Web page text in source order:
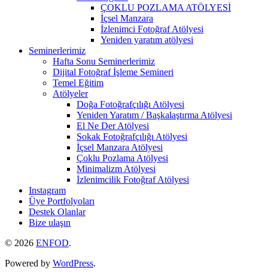
ÇOKLU POZLAMA ATÖLYESİ
İçsel Manzara
İzlenimci Fotoğraf Atölyesi
Yeniden yaratım atölyesi
Seminerlerimiz
Hafta Sonu Seminerlerimiz
Dijital Fotoğraf İşleme Semineri
Temel Eğitim
Atölyeler
Doğa Fotoğrafçılığı Atölyesi
Yeniden Yaratım / Başkalaştırma Atölyesi
El Ne Der Atölyesi
Sokak Fotoğrafçılığı Atölyesi
İçsel Manzara Atölyesi
Çoklu Pozlama Atölyesi
Minimalizm Atölyesi
İzlenimcilik Fotoğraf Atölyesi
Instagram
Üye Portfolyoları
Destek Olanlar
Bize ulaşın
© 2026 ENFOD.
Powered by WordPress.